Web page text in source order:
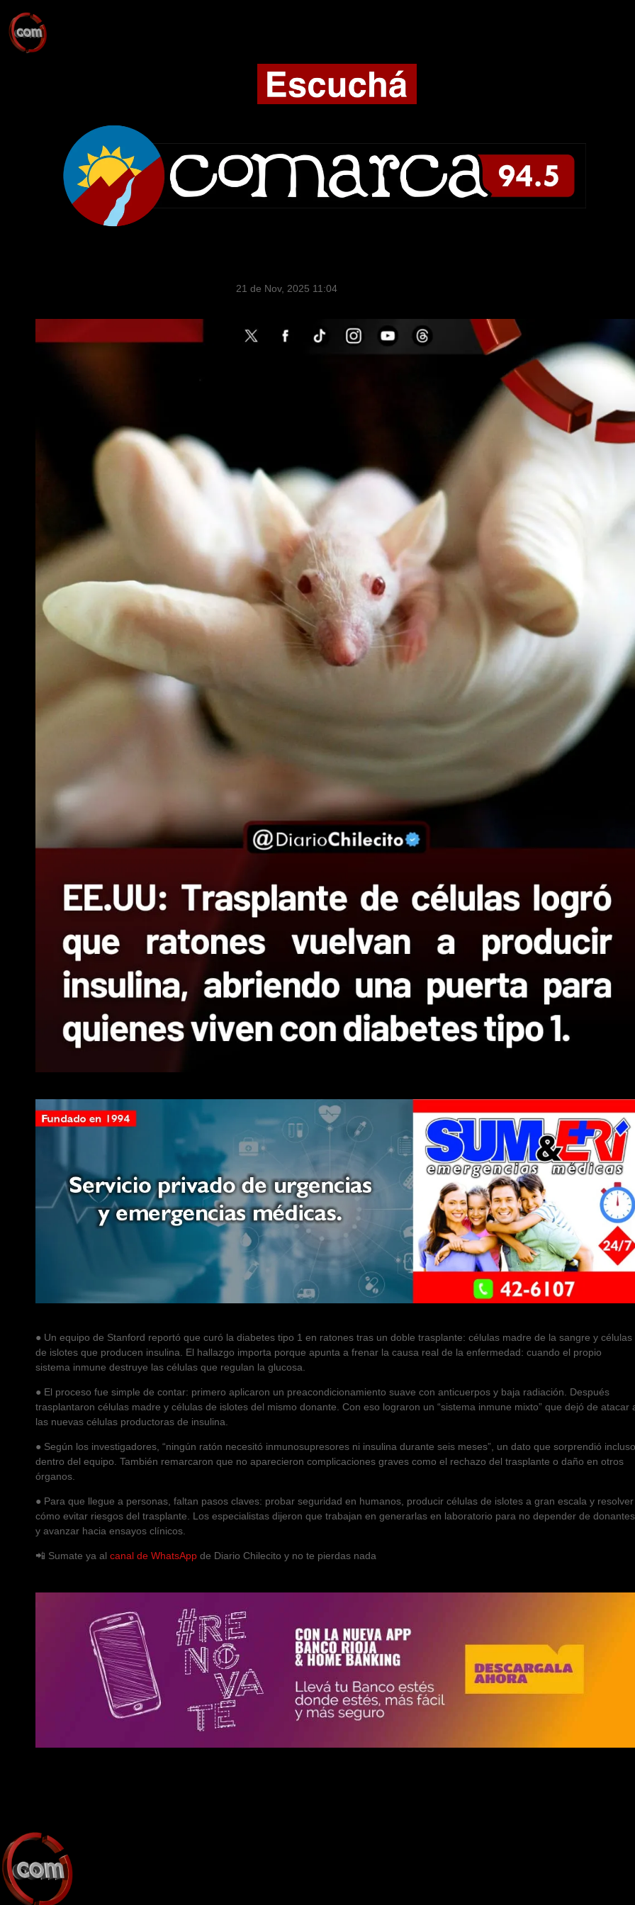
21 de Nov, 2025 11:04
● Un equipo de Stanford reportó que curó la diabetes tipo 1 en ratones tras un doble trasplante: células madre de la sangre y células
de islotes que producen insulina. El hallazgo importa porque apunta a frenar la causa real de la enfermedad: cuando el propio
sistema inmune destruye las células que regulan la glucosa.
● El proceso fue simple de contar: primero aplicaron un preacondicionamiento suave con anticuerpos y baja radiación. Después
trasplantaron células madre y células de islotes del mismo donante. Con eso lograron un “sistema inmune mixto” que dejó de atacar
las nuevas células productoras de insulina.
● Según los investigadores, “nin­gún ratón necesitó inmunosupresores ni insulina durante seis meses”, un dato que sorprendió incluso
dentro del equipo. También remarcaron que no aparecieron complicaciones graves como el rechazo del trasplante o daño en otros
órganos.
● Para que llegue a personas, faltan pasos claves: probar seguridad en humanos, producir células de islotes a gran escala y resolver
cómo evitar riesgos del trasplante. Los especialistas dijeron que trabajan en generarlas en laboratorio para no depender de donantes
y avanzar hacia ensayos clínicos.
📲 Sumate ya al canal de WhatsApp de Diario Chilecito y no te pierdas nada